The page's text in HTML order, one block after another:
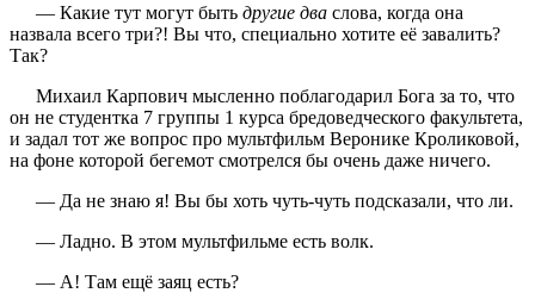
— Какие тут могут бытьдругие два слова, когда она
назвала всего три?! Вы что, специально хотите её завалить?
Так?
Михаил Карпович мысленно поблагодарил Бога за то, что
он не студентка 7 группы 1 курса бредоведческого факультета,
и задал тот же вопрос про мультфильм Веронике Кроликовой,
на фоне которой бегемот смотрелся бы очень даже ничего.
— Да не знаю я! Вы бы хоть чуть-чуть подсказали, что ли.
— Ладно. В этом мультфильме есть волк.
— А! Там ещё заяц есть?